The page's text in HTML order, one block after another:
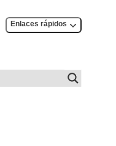
Enlaces rápidos